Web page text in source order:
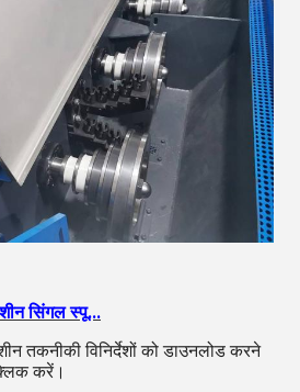
सिंगल स्पू...
तकनीकी विनिर्देशों को डाउनलोड करने
करें।